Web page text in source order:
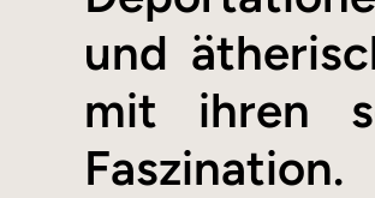
und
mit ihren
Faszination.